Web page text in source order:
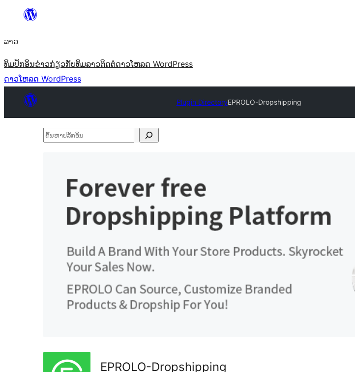
ທີ່
ເນື້ອຫາ
ລາວ
ທິມປັກອິນຂ່າວກ່ຽວກັບທິມລາວຕິດຕໍ່ດາວໂຫລດ WordPress
ດາວໂຫລດ WordPress
Plugin DirectoryEPROLO-Dropshipping
ຄົ້ນ
EPROLO-Dropshipping